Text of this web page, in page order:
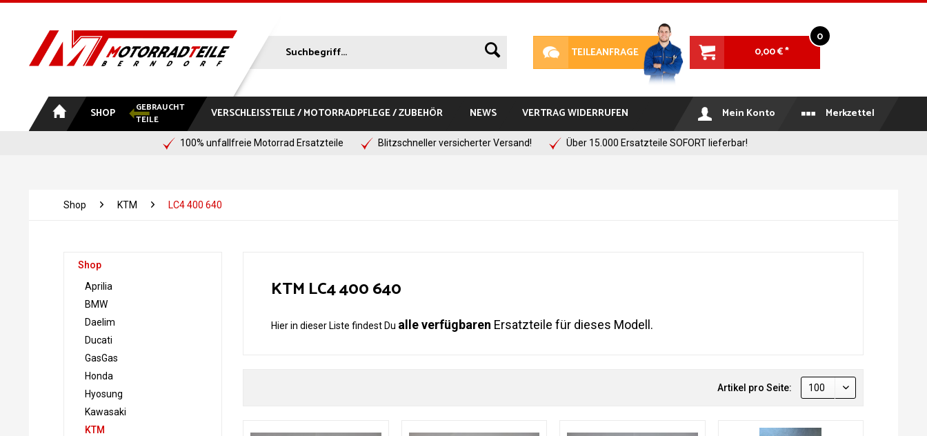
TEILEANFRAGE
0
0,00 € *
SHOP
GEBRAUCHT
TEILE
VERSCHLEISSTEILE / MOTORRADPFLEGE / ZUBEHÖR NEWS VERTRAG WIDERRUFEN Mein Konto Merkzettel
100% unfallfreie Motorrad Ersatzteile Blitzschneller versicherter Versand! Über 15.000 Ersatzteile SOFORT lieferbar!
Shop KTM LC4 400 640
Shop
Aprilia
BMW
Daelim
Ducati
GasGas
Honda
Hyosung
Kawasaki
KTM
KTM LC4 400 640
Hier in dieser Liste findest Du alle verfügbaren Ersatzteile für dieses Modell.
Artikel pro Seite: